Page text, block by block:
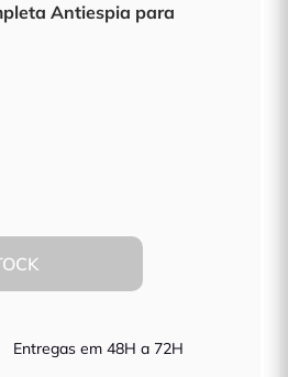
Antiespia para
Entregas em 48H a 72H